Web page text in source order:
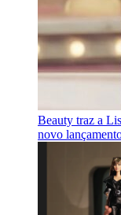
Beauty traz a
novo